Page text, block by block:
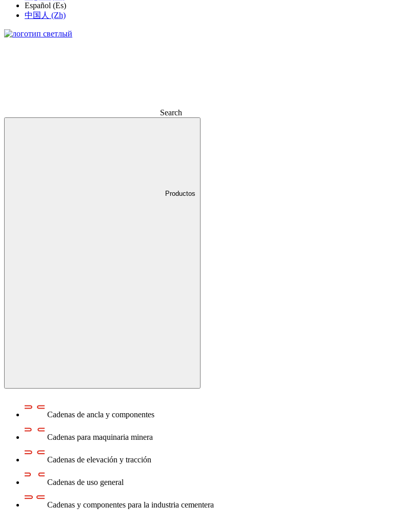
Español (Es)
中国人 (Zh)
Search
Productos
Cadenas de ancla y componentes
Cadenas para maquinaria minera
Cadenas de elevación y tracción
Cadenas de uso general
Cadenas y componentes para la industria cementera